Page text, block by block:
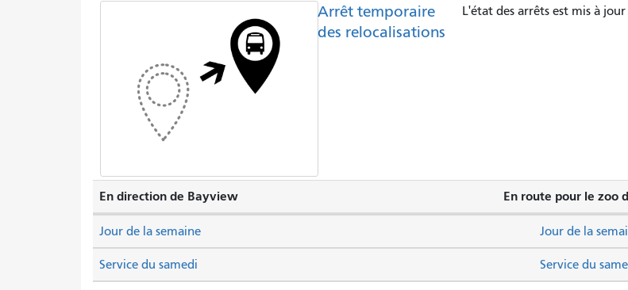
Arrêt temporaire
des relocalisations
L'état des arrêts est mis à
En direction de Bayview En route pour le zoo
Service du samedi Service du
Jour de la semaine Jour de la